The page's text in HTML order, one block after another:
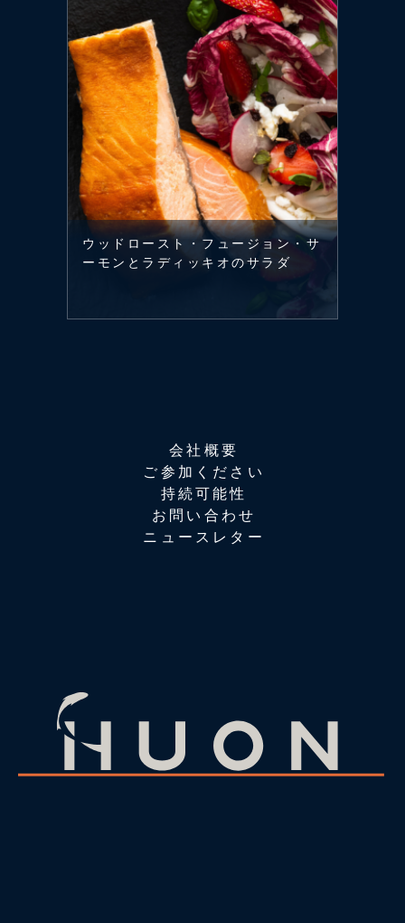
ウッドロースト・フュージョン・サ
ーモンとラディッキオのサラダ
会社概要
ご参加ください
持続可能性
お問い合わせ
ニュースレター